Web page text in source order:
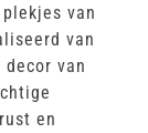
van
van
van
en